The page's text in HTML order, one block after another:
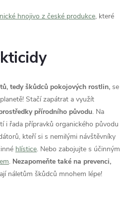
hnojivo z české produkce, které
tedy škůdců pokojových rostlin, se
Stačí zapátrat a využít
přírodního původu. Na
i řada přípravků organického původu
kteří si s nemilými návštěvníky
hlístice. Nebo zabojujte s účinným
. Nezapomeňte také na prevenci,
náletům škůdců mnohem lépe!